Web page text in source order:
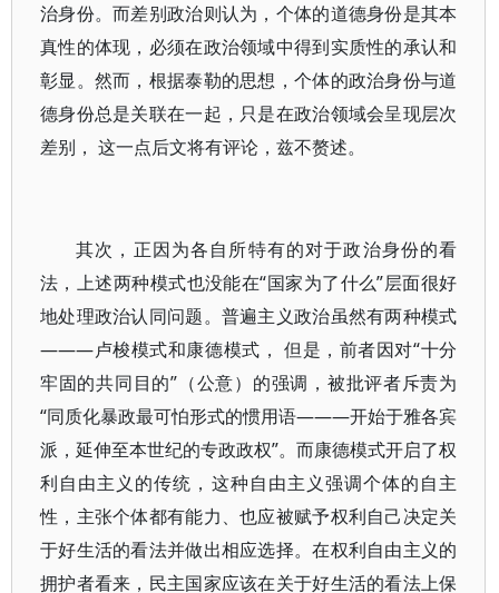
治身份。而差别政治则认为，个体的道德身份是其本
真性的体现，必须在政治领域中得到实质性的承认和
彰显。然而，根据泰勒的思想，个体的政治身份与道
德身份总是关联在一起，只是在政治领域会呈现层次
差别， 这一点后文将有评论，兹不赘述。
其次，正因为各自所特有的对于政治身份的看
法，上述两种模式也没能在“国家为了什么”层面很好
地处理政治认同问题。普遍主义政治虽然有两种模式
———卢梭模式和康德模式， 但是，前者因对“十分
牢固的共同目的”（公意）的强调，被批评者斥责为
“同质化暴政最可怕形式的惯用语———开始于雅各宾
派，延伸至本世纪的专政政权”。而康德模式开启了权
利自由主义的传统，这种自由主义强调个体的自主
性，主张个体都有能力、也应被赋予权利自己决定关
于好生活的看法并做出相应选择。在权利自由主义的
拥护者看来，民主国家应该在关于好生活的看法上保